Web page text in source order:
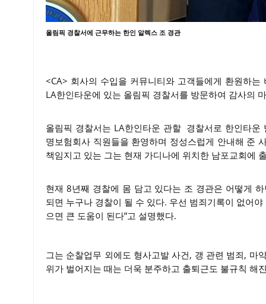
올림픽 경찰서에 근무하는 한인 알렉스 조 경관
<CA> 회사의 수입을 커뮤니티와 고객들에게 환원하
LA한인타운에 있는 올림픽 경찰서를 방문하여 감사의
올림픽 경찰서는 LA한인타운 관할 경찰서로 한인타
명보험회사 직원들을 환영하며 정성스럽게 안내해 준
책임지고 있는 그는 현재 가디나에 위치한 남포교회에
현재 8년째 경찰에 몸 담고 있다는 조 경관은 어떻게
되면 누구나 경찰이 될 수 있다. 우선 범죄기록이 없어
으면 큰 도움이 된다”고 설명했다.
그는 순찰업무 외에도 형사고발 사건, 갱 관련 범죄,
위가 벌어지는 때는 더욱 분주하고 출퇴근도 불규칙 해